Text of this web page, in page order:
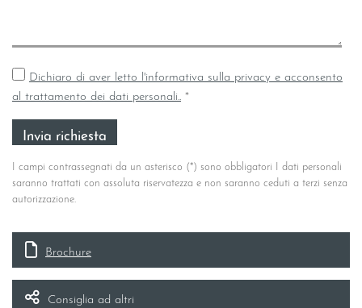
Dichiaro di aver letto l'informativa sulla privacy e acconsento
al trattamento dei dati personali.. *
I campi contrassegnati da un asterisco (*) sono obbligatori I dati personali
saranno trattati con assoluta riservatezza e non saranno ceduti a terzi senza
autorizzazione.
Brochure
Consiglia ad altri